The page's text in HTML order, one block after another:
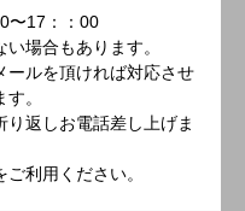
〜17：：00
場合もあります。
ールを頂ければ対応させ
。
り返しお電話差し上げま
利用ください。